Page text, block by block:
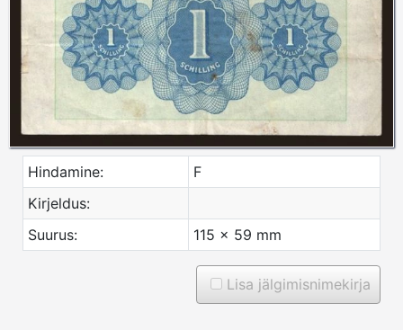
Hindamine:
F
Kirjeldus:
Suurus:
115 x 59 mm
Lisa jälgimisnimekirja